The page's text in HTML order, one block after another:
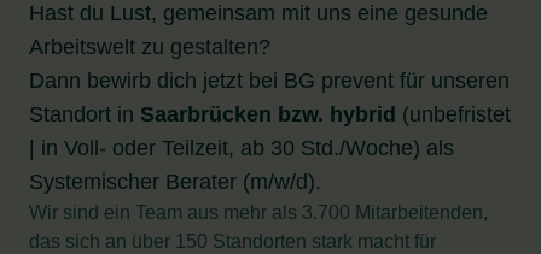
Hast du Lust, gemeinsam mit uns eine gesunde
Arbeitswelt zu gestalten?
Dann bewirb dich jetzt bei BG prevent für unseren
Standort in Saarbrücken bzw. hybrid (unbefristet
| in Voll- oder Teilzeit, ab 30 Std./Woche) als
Systemischer Berater (m/w/d).
Wir sind ein Team aus mehr als 3.700 Mitarbeitenden,
das sich an über 150 Standorten stark macht für